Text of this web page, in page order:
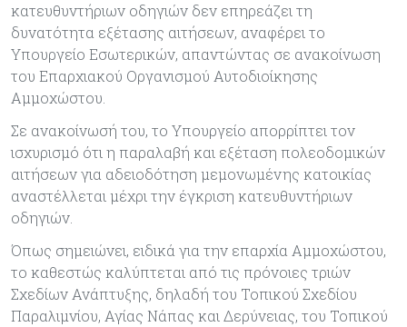
κατευθυντήριων οδηγιών δεν επηρεάζει τη
δυνατότητα εξέτασης αιτήσεων, αναφέρει το
Υπουργείο Εσωτερικών, απαντώντας σε ανακοίνωση
του Επαρχιακού Οργανισμού Αυτοδιοίκησης
Αμμοχώστου.
Σε ανακοίνωσή του, το Υπουργείο απορρίπτει τον
ισχυρισμό ότι η παραλαβή και εξέταση πολεοδομικών
αιτήσεων για αδειοδότηση μεμονωμένης κατοικίας
αναστέλλεται μέχρι την έγκριση κατευθυντήριων
οδηγιών.
Όπως σημειώνει, ειδικά για την επαρχία Αμμοχώστου,
το καθεστώς καλύπτεται από τις πρόνοιες τριών
Σχεδίων Ανάπτυξης, δηλαδή του Τοπικού Σχεδίου
Παραλιμνίου, Αγίας Νάπας και Δερύνειας, του Τοπικού